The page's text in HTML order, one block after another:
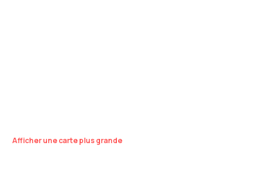
Afficher une carte plus grande